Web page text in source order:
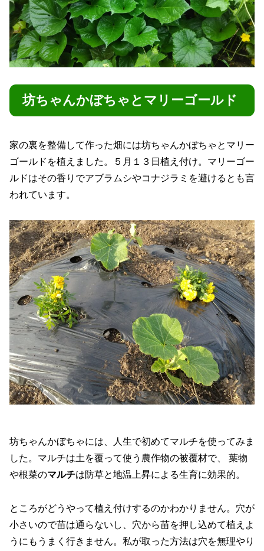
坊ちゃんかぼちゃとマリーゴールド
家の裏を整備して作った畑には坊ちゃんかぼちゃとマリー
ゴールドを植えました。５月１３日植え付け。マリーゴー
ルドはその香りでアブラムシやコナジラミを避けるとも言
われています。
坊ちゃんかぼちゃには、人生で初めてマルチを使ってみま
した。マルチは土を覆って使う農作物の被覆材で、 葉物
や根菜のマルチは防草と地温上昇による生育に効果的。
ところがどうやって植え付けするのかわかりません。穴が
小さいので苗は通らないし、穴から苗を押し込めて植えよ
うにもうまく行きません。私が取った方法は穴を無理やり